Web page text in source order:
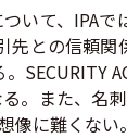
いて、IPAで
先との信頼
SECURITY
。また、名
像に難くない。